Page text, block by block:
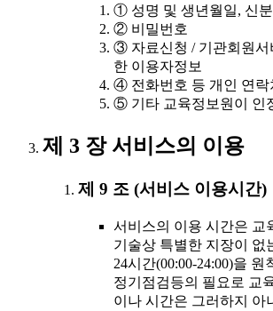
① 성명 및 생년월일, 신
② 비밀번호
③ 자료신청 / 기관회원서
한 이용자정보
④ 전화번호 등 개인 연락
⑤ 기타 교육정보원이 인
제 3 장 서비스의 이용
제 9 조 (서비스 이용시간)
서비스의 이용 시간은 교
기술상 특별한 지장이 없
24시간(00:00-24:00)을
정기점검등의 필요로 교
이나 시간은 그러하지 아